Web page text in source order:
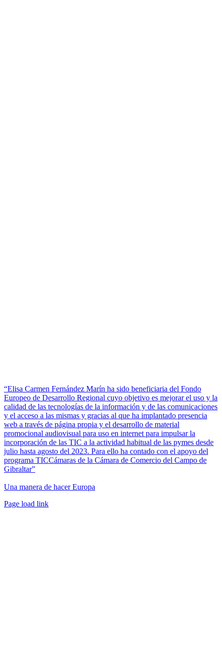
“Elisa Carmen Fernández Marín ha sido beneficiaria del Fondo
Europeo de Desarrollo Regional cuyo objetivo es mejorar el uso y la
calidad de las tecnologías de la información y de las comunicaciones
y el acceso a las mismas y gracias al que ha implantado presencia
web a través de página propia y el desarrollo de material
promocional audiovisual para uso en internet para impulsar la
incorporación de las TIC a la actividad habitual de las pymes desde
julio hasta agosto del 2023. Para ello ha contado con el apoyo del
programa TICCámaras de la Cámara de Comercio del Campo de
Gibraltar”
Una manera de hacer Europa
Facebook
Twitter
Instagram
Pinterest
Page load link